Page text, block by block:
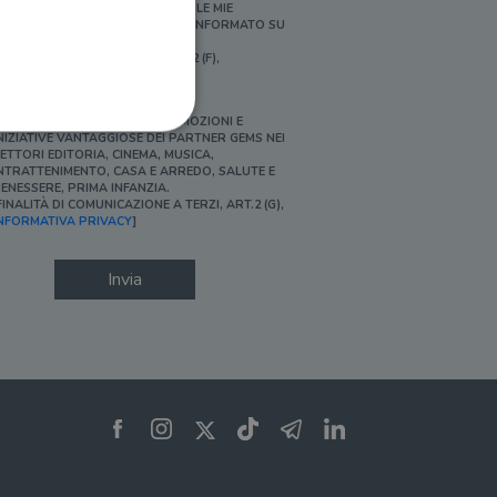
PERSONALIZZATE E IN LINEA CON LE MIE
ABITUDINI DI ACQUISTO, ESSERE INFORMATO SU
[FINALITÀ DI PROFILAZIONE, ART.2 (F),
SÌ, DESIDERO ACCEDERE A PROMOZIONI E
VANTAGGIOSE DEI PARTNER GEMS NEI
EDITORIA, CINEMA, MUSICA,
CASA E ARREDO, SALUTE E
PRIMA INFANZIA.
DI COMUNICAZIONE A TERZI, ART.2 (G),
PRIVACY]
Invia
dell'account. Il sito
per il dominio corrente.